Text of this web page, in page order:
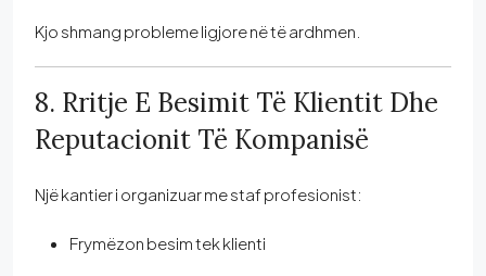
Kjo shmang probleme ligjore në të ardhmen.
8. Rritje E Besimit Të Klientit Dhe
Reputacionit Të Kompanisë
Një kantier i organizuar me staf profesionist:
Frymëzon besim tek klienti